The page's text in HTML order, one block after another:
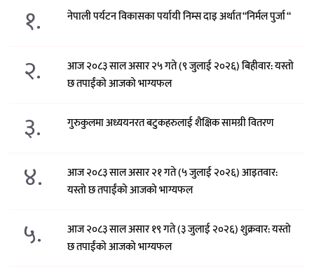
१. नेपाली पर्यटन विकासका पर्यायी निम्स दाइ अर्थात “निर्मल पुर्जा “
२.
आज २०८३ साल असार २५ गते (९ जुलाई २०२६) बिहीवार: यस्तो
छ तपाईंको आजको भाग्यफल
३. गुरुकुलमा अध्ययनरत बटुकहरुलाई शैक्षिक सामग्री वितरण
४.
आज २०८३ साल असार २१ गते (५ जुलाई २०२६) आइतवार:
यस्तो छ तपाईंको आजको भाग्यफल
५.
आज २०८३ साल असार १९ गते (३ जुलाई २०२६) शुक्रवार: यस्तो
छ तपाईंको आजको भाग्यफल